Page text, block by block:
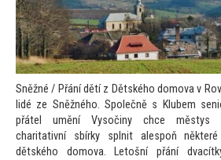
Sněžné / Přání dětí z Dětského domova v
lidé ze Sněžného. Společně s Klubem
přátel umění Vysočiny chce městys
charitativní sbírky splnit alespoň
dětského domova. Letošní přání